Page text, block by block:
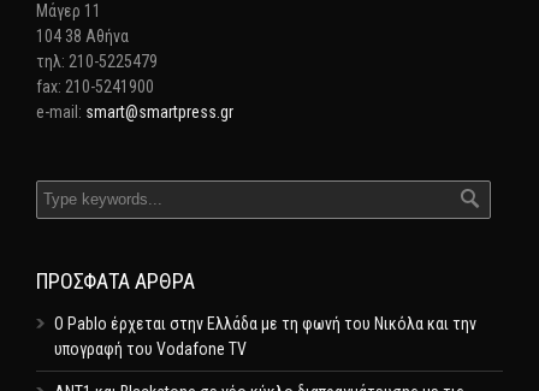
Mάγερ 11
104 38 Αθήνα
τηλ: 210-5225479
fax: 210-5241900
e-mail: smart@smartpress.gr
ΠΡΌΣΦΑΤΑ ΆΡΘΡΑ
Ο Pablo έρχεται στην Ελλάδα με τη φωνή του Νικόλα και την
υπογραφή του Vodafone TV